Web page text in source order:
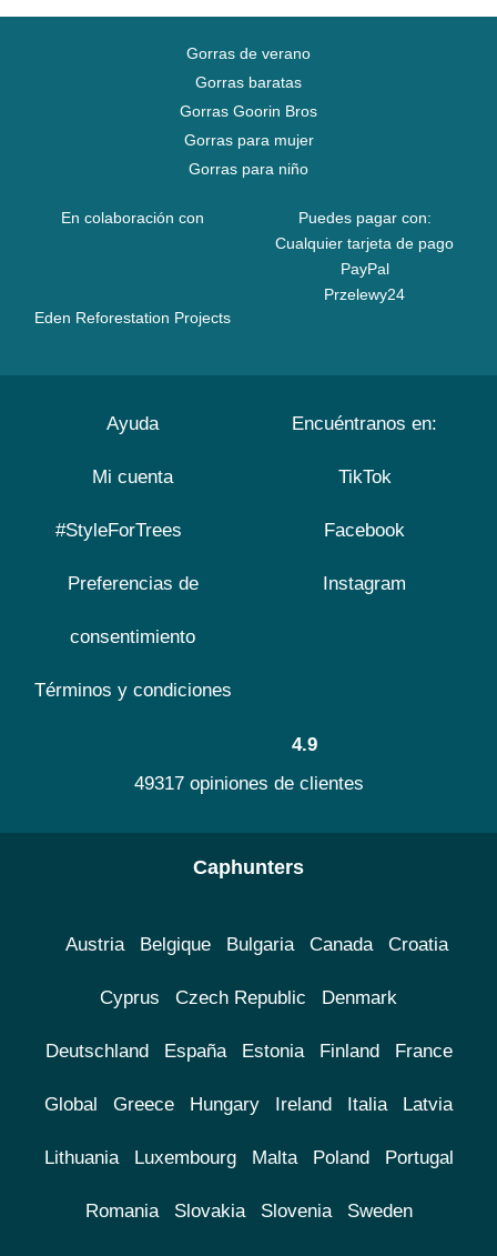
Gorras de verano
Gorras baratas
Gorras Goorin Bros
Gorras para mujer
Gorras para niño
En colaboración con
Eden Reforestation Projects
Puedes pagar con:
Cualquier tarjeta de pago
PayPal
Przelewy24
Ayuda
Mi cuenta
#StyleForTrees
Preferencias de
consentimiento
Términos y condiciones
Encuéntranos en:
TikTok
Facebook
Instagram
4.9
49317 opiniones de clientes
Caphunters
Austria Belgique Bulgaria Canada Croatia
Cyprus Czech Republic Denmark
Deutschland España Estonia Finland France
Global Greece Hungary Ireland Italia Latvia
Lithuania Luxembourg Malta Poland Portugal
Romania Slovakia Slovenia Sweden